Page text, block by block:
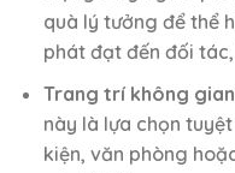
quà lý tưởng để thể
phát đạt đến đối
Trang trí không
này là lựa chọn
kiện, văn phòng